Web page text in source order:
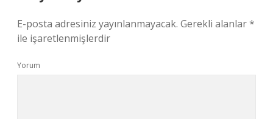
E-posta adresiniz yayınlanmayacak. Gerekli alanlar*
ile işaretlenmişlerdir
Yorum